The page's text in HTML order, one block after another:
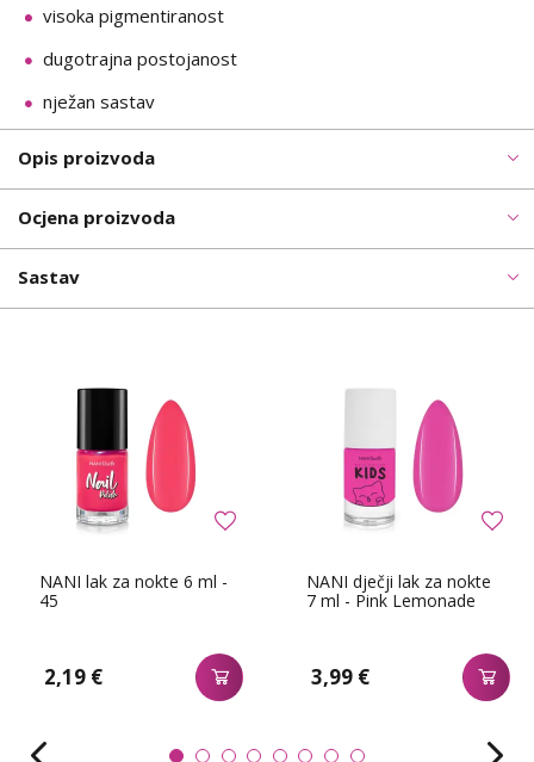
visoka pigmentiranost
dugotrajna postojanost
nježan sastav
Opis proizvoda
Ocjena proizvoda
Sastav
NANI lak za nokte 6 ml -
45
2,19 €
NANI dječji lak za nokte
7 ml - Pink Lemonade
3,99 €